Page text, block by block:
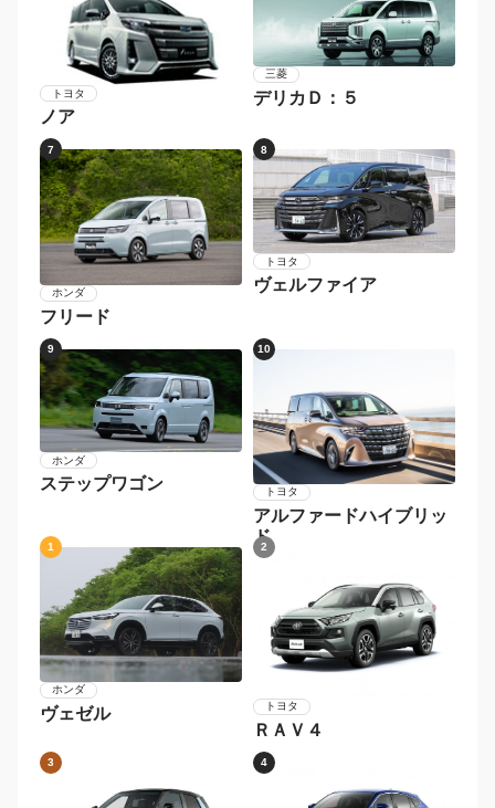
トヨタ
ノア
三菱
デリカＤ：５
7
ホンダ
フリード
8
トヨタ
ヴェルファイア
9
ホンダ
ステップワゴン
10
トヨタ
アルファードハイブリッ
ド
1
ホンダ
ヴェゼル
2
トヨタ
ＲＡＶ４
3 4